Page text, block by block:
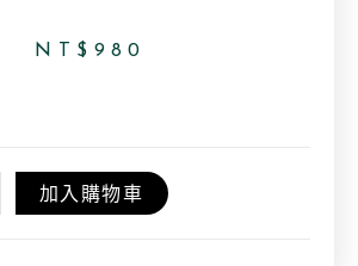
NT$ 980
加入購物車